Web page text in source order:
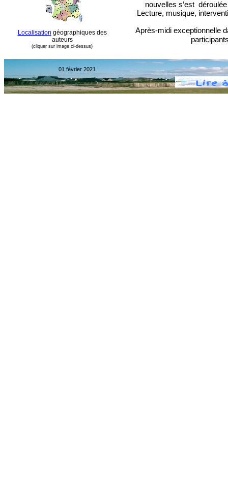
01 février 2021
Localisation géographiques des
auteurs
(cliquer sur image ci-dessus)
nouvelles s’est
Lecture, musique,
Après-midi exceptionnelle